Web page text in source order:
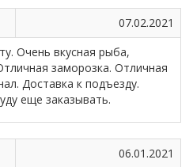
07.02.2021
Очень вкусная рыба,
заморозка. Отличная
Доставка к подъезду.
еще заказывать.
06.01.2021